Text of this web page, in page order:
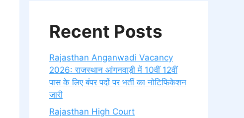
Recent Posts
Rajasthan Anganwadi Vacancy
2026: राजस्थान आंगनवाड़ी में 10वीं 12वीं
पास के लिए बंपर पदों पर भर्ती का नोटिफिकेशन
जारी
Rajasthan High Court